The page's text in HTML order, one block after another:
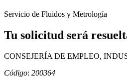
Servicio de Fluidos y Metrología
Tu solicitud será
CONSEJERÍA DE EMPLEO,
Código: 200364